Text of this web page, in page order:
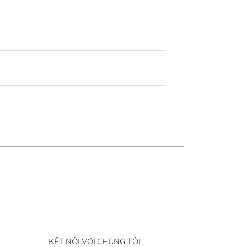
KẾT NỐI VỚI CHÚNG TÔI